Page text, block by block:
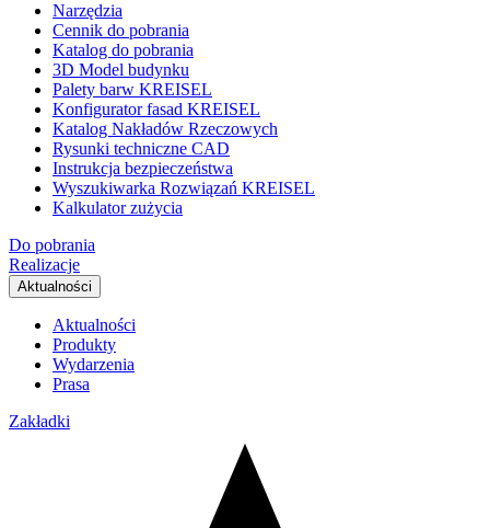
Narzędzia
Cennik do pobrania
Katalog do pobrania
3D Model budynku
Palety barw KREISEL
Konfigurator fasad KREISEL
Katalog Nakładów Rzeczowych
Rysunki techniczne CAD
Instrukcja bezpieczeństwa
Wyszukiwarka Rozwiązań KREISEL
Kalkulator zużycia
Do pobrania
Realizacje
Aktualności
Aktualności
Produkty
Wydarzenia
Prasa
Zakładki